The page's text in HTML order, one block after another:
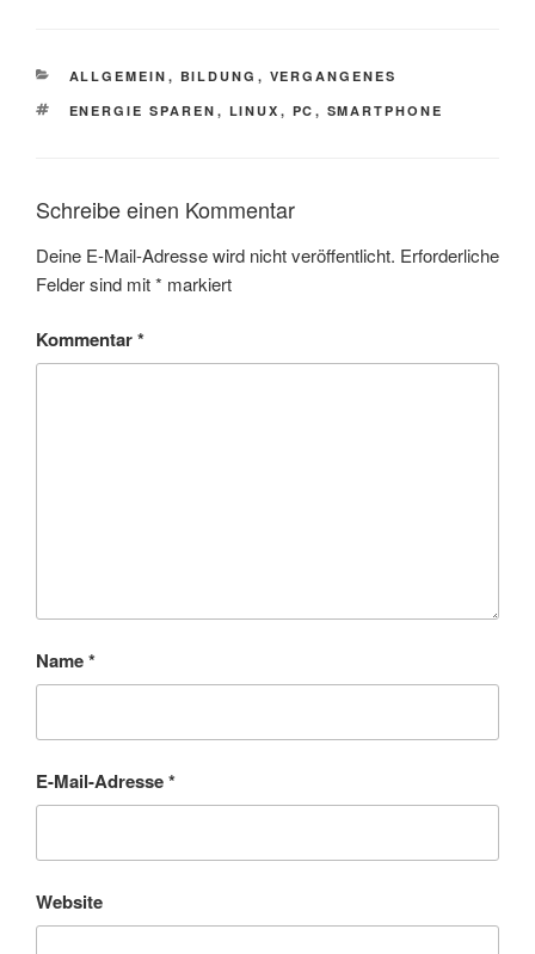
KATEGORIEN
ALLGEMEIN , BILDUNG , VERGANGENES
SCHLAGWÖRTER
ENERGIE SPAREN , LINUX , PC , SMARTPHONE
Schreibe einen Kommentar
Deine E-Mail-Adresse wird nicht veröffentlicht. Erforderliche
Felder sind mit* markiert
Kommentar*
Name*
E-Mail-Adresse*
Website